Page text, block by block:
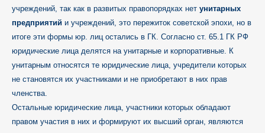
учреждений, так как в развитых правопорядках нет унитарных
предприятий и учреждений, это пережиток советской эпохи, но в
итоге эти формы юр. лиц остались в ГК. Согласно ст. 65.1 ГК РФ
юридические лица делятся на унитарные и корпоративные. К
унитарным относятся те юридические лица, учредители которых
не становятся их участниками и не приобретают в них прав
членства.
Остальные юридические лица, участники которых обладают
правом участия в них и формируют их высший орган, являются